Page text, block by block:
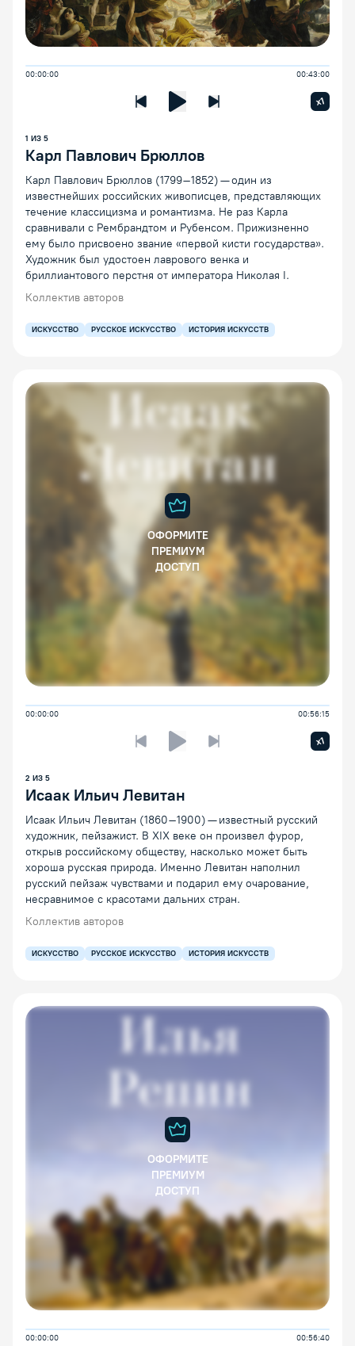
00:00:00 00:43:00
Предыдущая лекцияСледующая лекция
x1
1 ИЗ 5
Карл Павлович Брюллов
Карл Павлович Брюллов (1799–1852) — один из
известнейших российских живописцев, представляющих
течение классицизма и романтизма. Не раз Карла
сравнивали с Рембрандтом и Рубенсом. Прижизненно
ему было присвоено звание «первой кисти государства».
Художник был удостоен лаврового венка и
бриллиантового перстня от императора Николая I.
Коллектив авторов
ИСКУССТВО РУССКОЕ ИСКУССТВО ИСТОРИЯ ИСКУССТВ
ОФОРМИТЕ
ПРЕМИУМ
ДОСТУП
00:00:00 00:56:15
Предыдущая лекцияСледующая лекция
x1
2 ИЗ 5
Исаак Ильич Левитан
Исаак Ильич Левитан (1860–1900) — известный русский
художник, пейзажист. В XIX веке он произвел фурор,
открыв российскому обществу, насколько может быть
хороша русская природа. Именно Левитан наполнил
русский пейзаж чувствами и подарил ему очарование,
несравнимое с красотами дальних стран.
Коллектив авторов
ИСКУССТВО РУССКОЕ ИСКУССТВО ИСТОРИЯ ИСКУССТВ
ОФОРМИТЕ
ПРЕМИУМ
ДОСТУП
00:00:00 00:56:40